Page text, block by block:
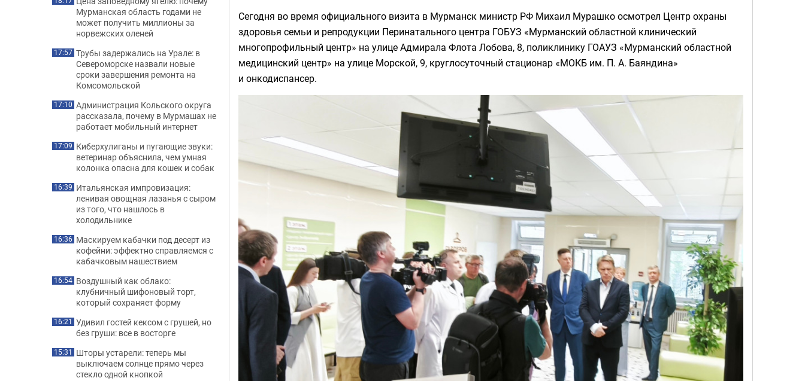
Сегодня во время официального визита в Мурманск министр РФ Михаил Мурашко осмотрел Центр охраны
здоровья семьи и репродукции Перинатального центра ГОБУЗ «Мурманский областной клинический
многопрофильный центр» на улице Адмирала Флота Лобова, 8, поликлинику ГОАУЗ «Мурманский областной
медицинский центр» на улице Морской, 9, круглосуточный стационар «МОКБ им. П. А. Баяндина»
и онкодиспансер.
Мурманская область годами не
может получить миллионы за
норвежских оленей
17:57 Трубы задержались на Урале: в
Североморске назвали новые
сроки завершения ремонта на
Комсомольской
17:10 Администрация Кольского округа
рассказала, почему в Мурмашах не
работает мобильный интернет
17:09 Киберхулиганы и пугающие звуки:
ветеринар объяснила, чем умная
колонка опасна для кошек и собак
16:39 Итальянская импровизация:
ленивая овощная лазанья с сыром
из того, что нашлось в
холодильнике
16:36 Маскируем кабачки под десерт из
кофейни: эффектно справляемся с
кабачковым нашествием
16:54 Воздушный как облако:
клубничный шифоновый торт,
который сохраняет форму
16:21 Удивил гостей кексом с грушей, но
без груши: все в восторге
15:31 Шторы устарели: теперь мы
выключаем солнце прямо через
стекло одной кнопкой